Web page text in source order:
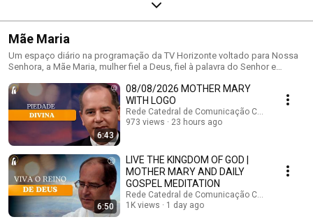
Mãe Maria
Um espaço diário na programação da TV Horizonte voltado para Nossa
Senhora, a Mãe Maria, mulher fiel a Deus, fiel à palavra do Senhor e
oração à luz do Evangelho proposto pela liturgia de cada dia. Inspirada
no exemplo de Nossa Senhora, a reflexão ilumina a realidade, o caminhar
da Igreja e a vida de cada discípulo missionário de Cristo Jesus.
6:43
08/08/2026 MOTHER MARY
WITH LOGO
Rede Catedral de Comunicação Católica
973 views
23 hours ago
6:50
LIVE THE KINGDOM OF GOD |
MOTHER MARY AND DAILY
GOSPEL MEDITATION
Rede Catedral de Comunicação Católica
1K views
1 day ago